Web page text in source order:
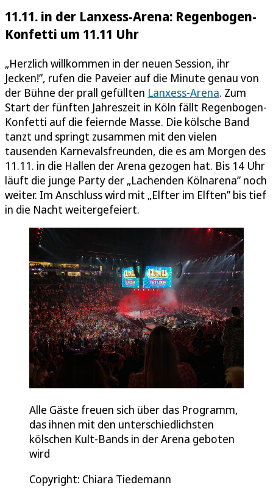
11.11. in der Lanxess-Arena: Regenbogen-
Konfetti um 11.11 Uhr
„Herzlich willkommen in der neuen Session, ihr
Jecken!”, rufen die Paveier auf die Minute genau von
der Bühne der prall gefüllten Lanxess-Arena. Zum
Start der fünften Jahreszeit in Köln fällt Regenbogen-
Konfetti auf die feiernde Masse. Die kölsche Band
tanzt und springt zusammen mit den vielen
tausenden Karnevalsfreunden, die es am Morgen des
11.11. in die Hallen der Arena gezogen hat. Bis 14 Uhr
läuft die junge Party der „Lachenden Kölnarena” noch
weiter. Im Anschluss wird mit „Elfter im Elften” bis tief
in die Nacht weitergefeiert.
Alle Gäste freuen sich über das Programm,
das ihnen mit den unterschiedlichsten
kölschen Kult-Bands in der Arena geboten
wird
Copyright: Chiara Tiedemann